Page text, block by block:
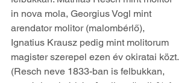
in nova mola, Georgius Vogl mint
arendator molitor (malombérlő),
Ignatius Krausz pedig mint molitorum
magister szerepel ezen év okiratai közt.
(Resch neve 1833-ban is felbukkan,